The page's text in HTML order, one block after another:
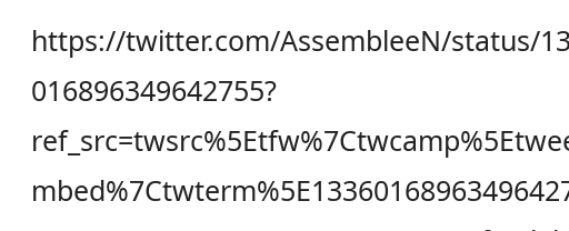
https://twitter.com/AssembleeN/status/
016896349642755?